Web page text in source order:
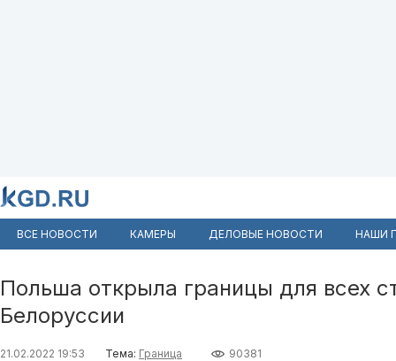
ВСЕ НОВОСТИ КАМЕРЫ ДЕЛОВЫЕ НОВОСТИ НАШИ
Польша открыла границы для всех
Белоруссии
21.02.2022 19:53 Тема: Граница 90381